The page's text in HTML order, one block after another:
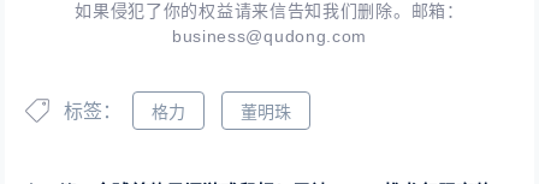
如果侵犯了你的权益请来信告知我们删除。邮箱：
business@qudong.com
标签： 格力 董明珠